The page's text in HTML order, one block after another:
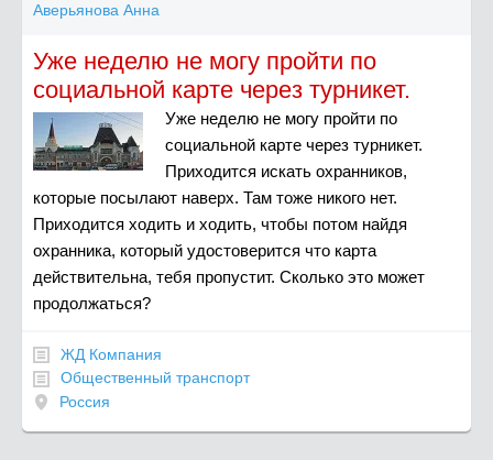
Аверьянова Анна
Уже неделю не могу пройти по
социальной карте через турникет.
Уже неделю не могу пройти по
социальной карте через турникет.
Приходится искать охранников,
которые посылают наверх. Там тоже никого нет.
Приходится ходить и ходить, чтобы потом найдя
охранника, который удостоверится что карта
действительна, тебя пропустит. Сколько это может
продолжаться?
ЖД Компания
Общественный транспорт
Россия